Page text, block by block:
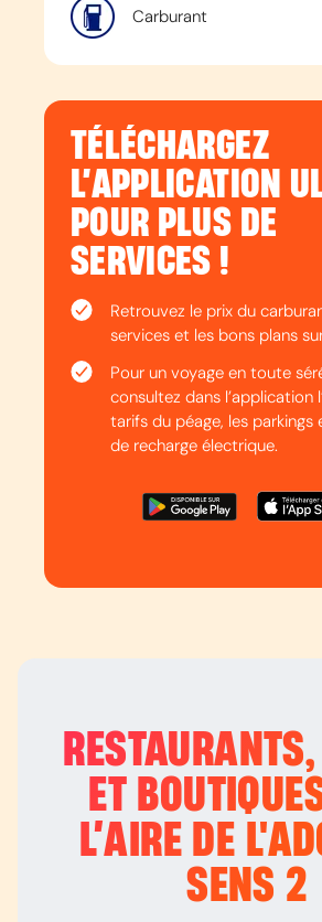
Carburant
TÉLÉCHARGEZ
L’APPLICATION
POUR PLUS DE
SERVICES !
Retrouvez le prix du
services et les bons plans
Pour un voyage en toute
consultez dans l’application
tarifs du péage, les parkings
de recharge électrique.
ET
L’AIRE DE
SENS 2